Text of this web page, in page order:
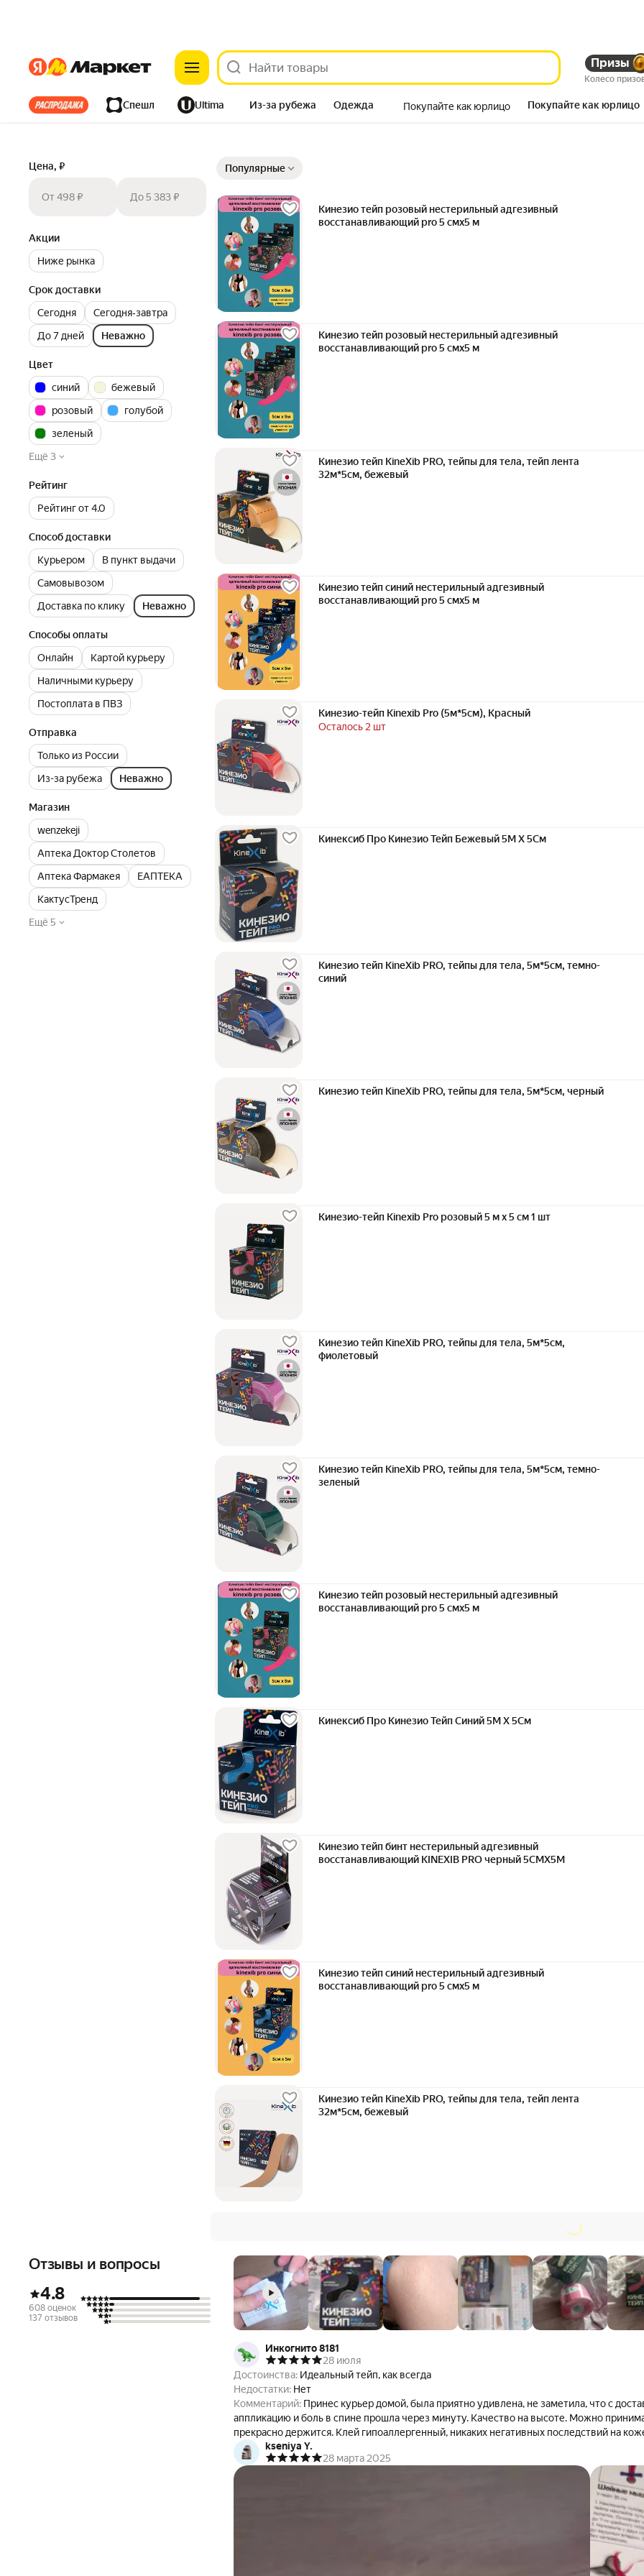
ЯндексЯндекс Призы
Колесо
Все хиты Спешл Ultima Из-за рубежа Одежда Покупайте как юрлицо Покупайте как юрлицо
Цена, ₽
От 498 ₽ До 5 383 ₽
Акции
Ниже рынка
Срок доставки
Сегодня
Сегодня‐завтра
До 7 дней
Неважно
Цвет
синий
бежевый
розовый
голубой
зеленый
Ещё 3
Рейтинг
Рейтинг от 4.0
Способ доставки
Курьером
В пункт выдачи
Самовывозом
Доставка по клику
Неважно
Способы оплаты
Онлайн
Картой курьеру
Наличными курьеру
Постоплата в ПВЗ
Отправка
Только из России
Из-за рубежа
Неважно
Магазин
wenzekeji
Аптека Доктор Столетов
Аптека Фармакея
ЕАПТЕКА
КактусТренд
Ещё 5
Популярные
Кинезио тейп розовый нестерильный адгезивный
восстанавливающий pro 5 смx5 м
Кинезио тейп розовый нестерильный адгезивный
восстанавливающий pro 5 смx5 м
Кинезио тейп KineXib PRO, тейпы для тела, тейп лента
32м*5см, бежевый
Кинезио тейп синий нестерильный адгезивный
восстанавливающий pro 5 смx5 м
Кинезио-тейп Kinexib Pro (5м*5см), Красный
Осталось 2 шт
Кинексиб Про Кинезио Тейп Бежевый 5М Х 5См
Кинезио тейп KineXib PRO, тейпы для тела, 5м*5см, темно-
синий
Кинезио тейп KineXib PRO, тейпы для тела, 5м*5см, черный
Кинезио-тейп Kinexib Pro розовый 5 м х 5 см 1 шт
Кинезио тейп KineXib PRO, тейпы для тела, 5м*5см,
фиолетовый
Кинезио тейп KineXib PRO, тейпы для тела, 5м*5см, темно-
зеленый
Кинезио тейп розовый нестерильный адгезивный
восстанавливающий pro 5 смx5 м
Кинексиб Про Кинезио Тейп Синий 5М Х 5См
Кинезио тейп бинт нестерильный адгезивный
восстанавливающий KINEXIB PRO черный 5СМX5М
Кинезио тейп синий нестерильный адгезивный
восстанавливающий pro 5 смx5 м
Кинезио тейп KineXib PRO, тейпы для тела, тейп лента
32м*5см, бежевый
Отзывы и вопросы
4.8
608 оценок
137 отзывов
Инкогнито 8181
28 июля
Достоинства: Идеальный тейп, как всегда
Недостатки: Нет
Комментарий: Принес курьер домой, была приятно удивлена, не заметила, что с
аппликацию и боль в спине прошла через минуту. Качество на высоте. Можно принимать душ, тейп
прекрасно держится. Клей гипоаллергенный, никаких негативных последствий на
kseniya Y.
28 марта 2025